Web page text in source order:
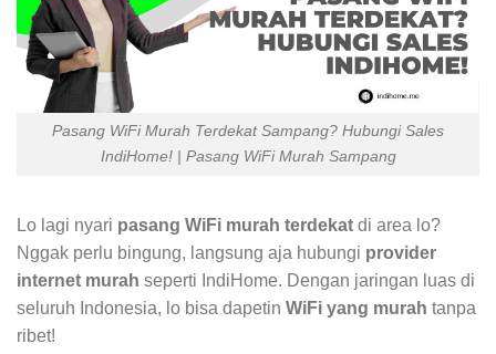
Pasang WiFi Murah Terdekat Sampang? Hubungi Sales
IndiHome! | Pasang WiFi Murah Sampang
Lo lagi nyari pasang WiFi murah terdekat di area lo?
Nggak perlu bingung, langsung aja hubungi provider
internet murah seperti IndiHome. Dengan jaringan luas di
seluruh Indonesia, lo bisa dapetin WiFi yang murah tanpa
ribet!